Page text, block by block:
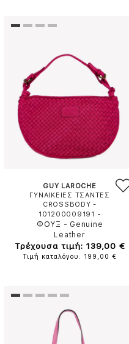
GUY LAROCHE
ΓΥΝΑΙΚΕΙΕΣ ΤΣΑΝΤΕΣ
CROSSBODY -
101200009191 -
ΦΟΥΞ - Genuine
Leather
Τρέχουσα τιμή: 139,00 €
Τιμή καταλόγου: 199,00 €